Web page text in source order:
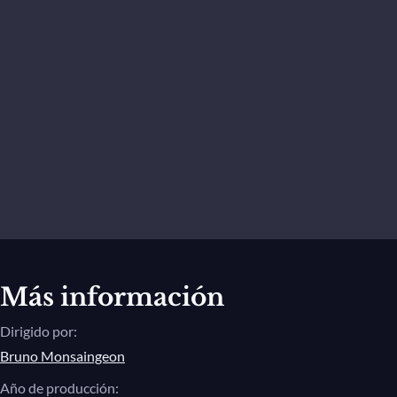
Más información
Dirigido por:
Bruno Monsaingeon
Año de producción: